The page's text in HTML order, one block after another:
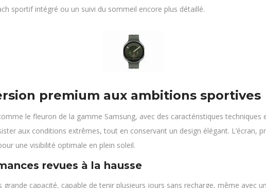
sportif intégré ou un suivi du sommeil encore plus détaillé.
premium aux ambitions sportives
le fleuron de la gamme Samsung, avec des caractéristiques
aux conditions extrêmes, tout en conservant un design élégant. L’écran,
une visibilité optimale en plein soleil.
revues à la hausse
capacité, capable de tenir plusieurs jours sans recharge, même avec